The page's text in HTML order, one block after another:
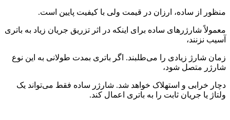
منظور از ساده، ارزان در قیمت ولی با کیفیت پایین است.
معمولاً شارژرهای ساده برای اینکه در اثر تزریق جریان زیاد به باتری
آسیب نزنند،
زمان شارژ زیادی را می‌طلبند. اگر باتری بمدت طولانی به این نوع
شارژر متصل شود،
دچار خرابی و استهلاک خواهد شد. شارژر ساده فقط می‌تواند یک
ولتاژ یا جریان ثابت را به باتری اعمال کند.